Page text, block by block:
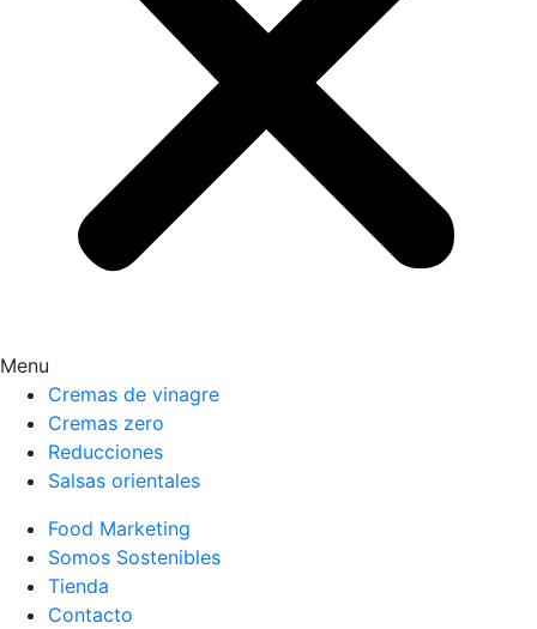
Menu
Cremas de vinagre
Cremas zero
Reducciones
Salsas orientales
Food Marketing
Somos Sostenibles
Tienda
Contacto